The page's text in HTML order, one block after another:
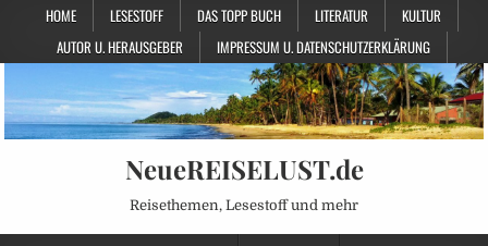
HOME LESESTOFF DAS TOPP BUCH LITERATUR
KULTUR
AUTOR U. HERAUSGEBER
IMPRESSUM U. DATENSCHUTZERKLÄRUNG
NeueREISELUST.de
Reisethemen, Lesestoff und mehr